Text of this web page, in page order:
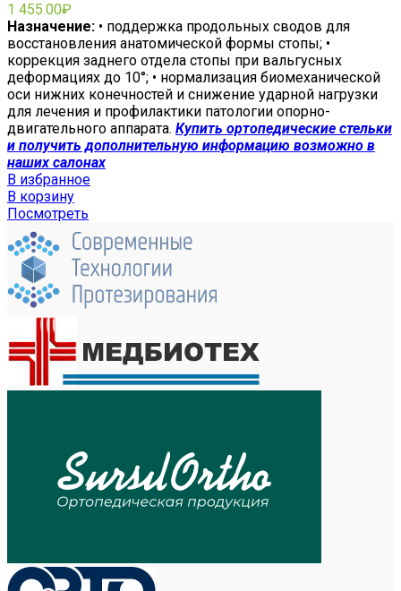
1 455.00₽
Назначение: • поддержка продольных сводов для
восстановления анатомической формы стопы; •
коррекция заднего отдела стопы при вальгусных
деформациях до 10°; • нормализация биомеханической
оси нижних конечностей и снижение ударной нагрузки
для лечения и профилактики патологии опорно-
двигательного аппарата. Купить ортопедические стельки
и получить дополнительную информацию возможно в
наших салонах
В избранное
В корзину
Посмотреть